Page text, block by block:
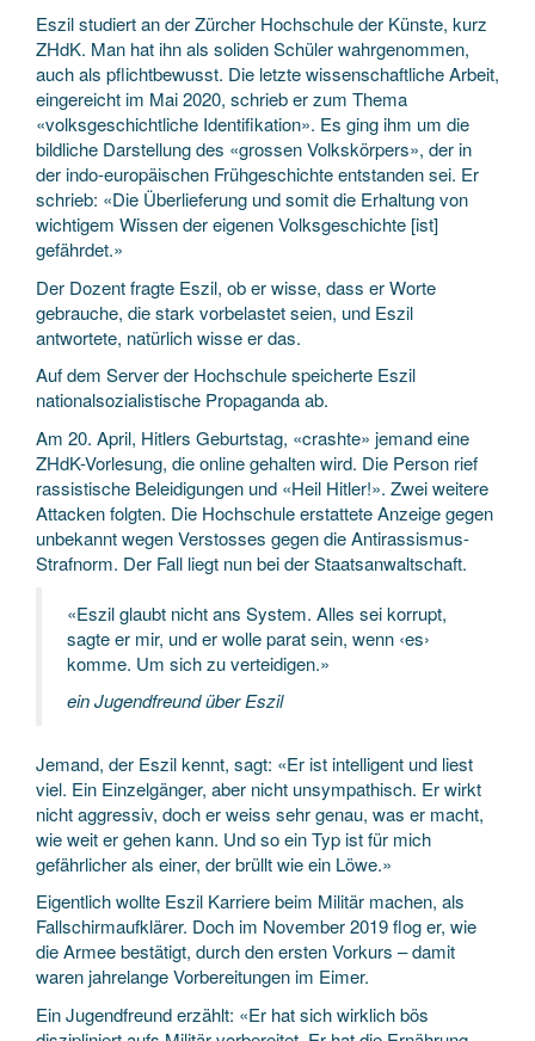
Eszil studiert an der Zürcher Hochschule der Künste, kurz
ZHdK. Man hat ihn als soliden Schüler wahrgenommen,
auch als pflichtbewusst. Die letzte wissenschaftliche Arbeit,
eingereicht im Mai 2020, schrieb er zum Thema
«volksgeschichtliche Identifikation». Es ging ihm um die
bildliche Darstellung des «grossen Volkskörpers», der in
der indo-europäischen Frühgeschichte entstanden sei. Er
schrieb: «Die Überlieferung und somit die Erhaltung von
wichtigem Wissen der eigenen Volksgeschichte [ist]
gefährdet.»
Der Dozent fragte Eszil, ob er wisse, dass er Worte
gebrauche, die stark vorbelastet seien, und Eszil
antwortete, natürlich wisse er das.
Auf dem Server der Hochschule speicherte Eszil
nationalsozialistische Propaganda ab.
Am 20. April, Hitlers Geburtstag, «crashte» jemand eine
ZHdK-Vorlesung, die online gehalten wird. Die Person rief
rassistische Beleidigungen und «Heil Hitler!». Zwei weitere
Attacken folgten. Die Hochschule erstattete Anzeige gegen
unbekannt wegen Verstosses gegen die Antirassismus-
Strafnorm. Der Fall liegt nun bei der Staatsanwaltschaft.
«Eszil glaubt nicht ans System. Alles sei korrupt,
sagte er mir, und er wolle parat sein, wenn ‹es›
komme. Um sich zu verteidigen.»
ein Jugendfreund über Eszil
Jemand, der Eszil kennt, sagt: «Er ist intelligent und liest
viel. Ein Einzelgänger, aber nicht unsympathisch. Er wirkt
nicht aggressiv, doch er weiss sehr genau, was er macht,
wie weit er gehen kann. Und so ein Typ ist für mich
gefährlicher als einer, der brüllt wie ein Löwe.»
Eigentlich wollte Eszil Karriere beim Militär machen, als
Fallschirmaufklärer. Doch im November 2019 flog er, wie
die Armee bestätigt, durch den ersten Vorkurs – damit
waren jahrelange Vorbereitungen im Eimer.
Ein Jugendfreund erzählt: «Er hat sich wirklich bös